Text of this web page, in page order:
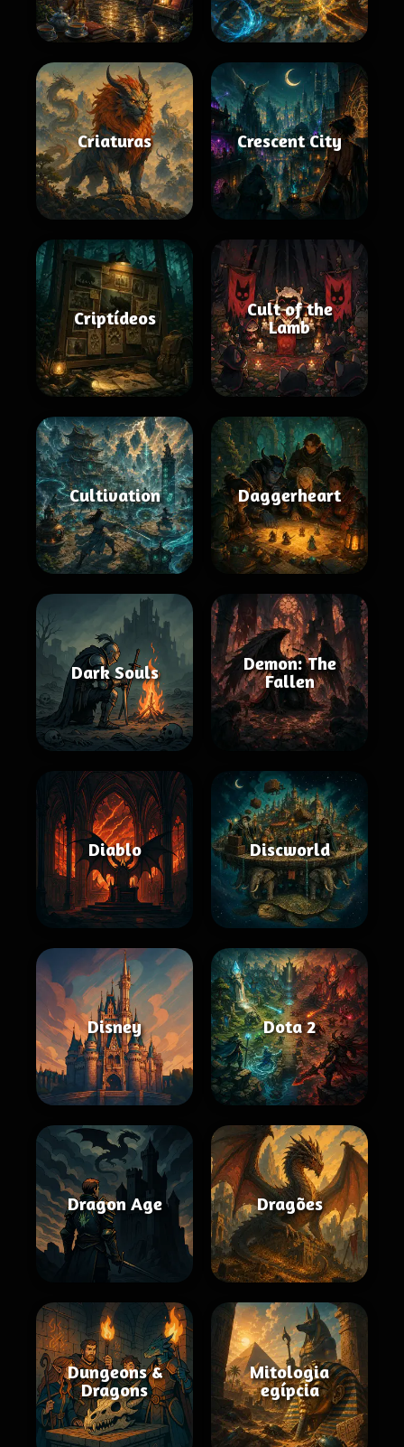
Criaturas Crescent City
Criptídeos
Cult of the
Lamb
Cultivation Daggerheart
Dark Souls
Demon: The
Fallen
Diablo Discworld
Disney Dota 2
Dragon Age Dragões
Dungeons &
Dragons
Mitologia
egípcia